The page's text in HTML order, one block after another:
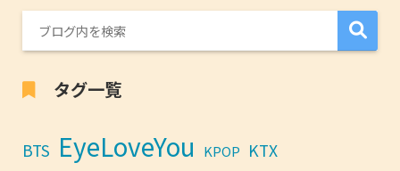
タグ一覧
BTS EyeLoveYou KPOP KTX